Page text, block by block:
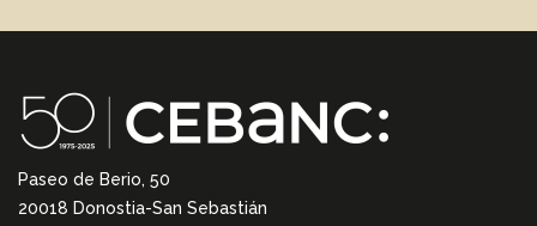
Paseo de Berio, 50
20018 Donostia-San Sebastián